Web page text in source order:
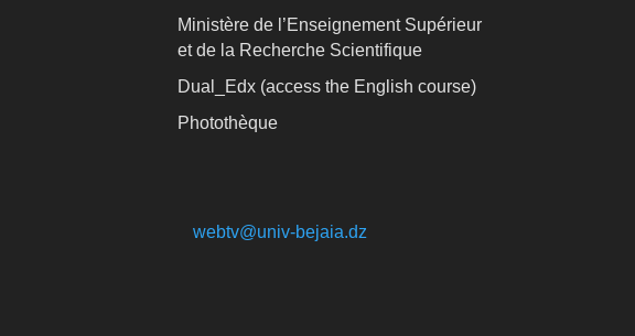
Ministère de l’Enseignement Supérieur
et de la Recherche Scientifique
Dual_Edx (access the English course)
Photothèque
webtv@univ-bejaia.dz